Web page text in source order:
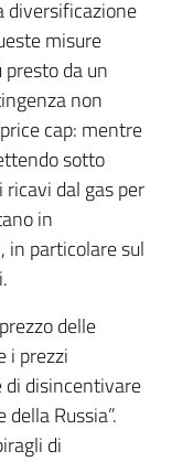
diversificazione
misure
da un
non
cap: mentre
sotto
dal gas per
in
in particolare sul
delle
i prezzi
di disincentivare
Russia”.
di